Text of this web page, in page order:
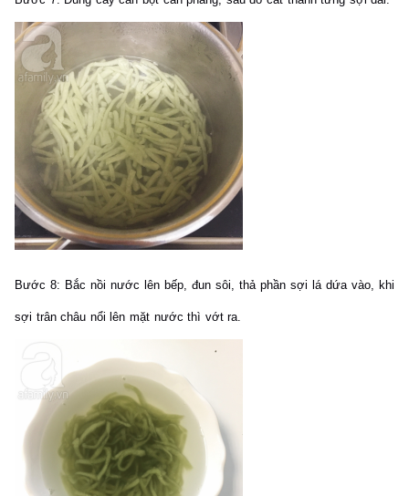
Bước 8: Bắc nồi nước lên bếp, đun sôi, thả phần sợi lá dứa vào, khi
sợi trân châu nổi lên mặt nước thì vớt ra.